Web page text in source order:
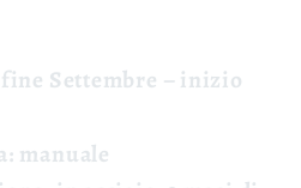
fine Settembre – inizio
manuale